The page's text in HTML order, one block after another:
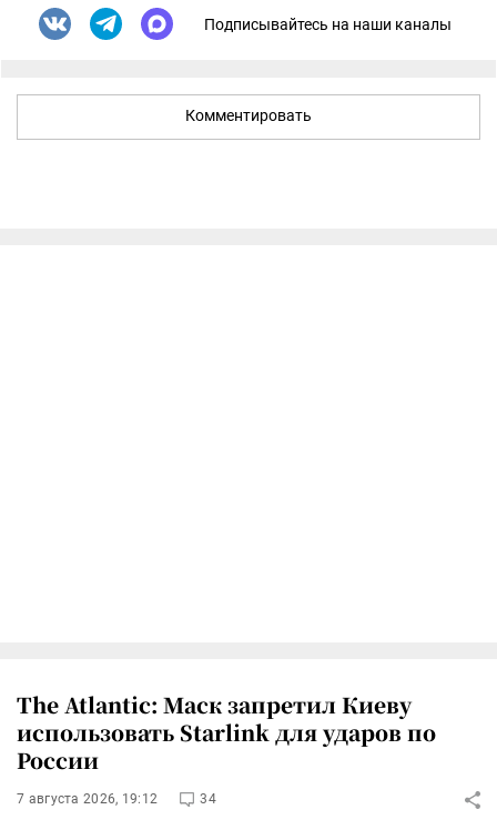
Подписывайтесь на наши каналы
Комментировать
The Atlantic: Маск запретил Киеву
использовать Starlink для ударов по
России
7 августа 2026, 19:12 34